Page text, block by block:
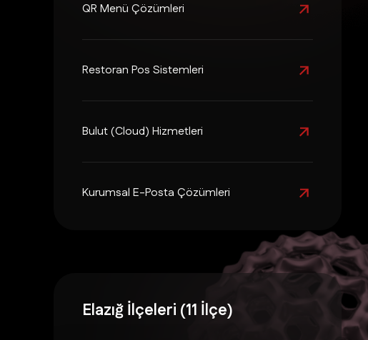
QR Menü Çözümleri
Restoran Pos Sistemleri
Bulut (Cloud) Hizmetleri
Kurumsal E-Posta Çözümleri
Elazığ İlçeleri (11 İlçe)